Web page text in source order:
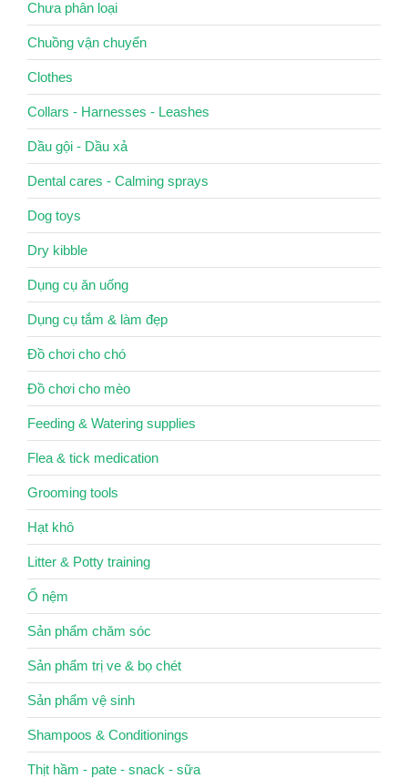
Chưa phân loại
Chuồng vận chuyển
Clothes
Collars - Harnesses - Leashes
Dầu gội - Dầu xả
Dental cares - Calming sprays
Dog toys
Dry kibble
Dụng cụ ăn uống
Dụng cụ tắm & làm đẹp
Đồ chơi cho chó
Đồ chơi cho mèo
Feeding & Watering supplies
Flea & tick medication
Grooming tools
Hạt khô
Litter & Potty training
Ổ nệm
Sản phẩm chăm sóc
Sản phẩm trị ve & bọ chét
Sản phẩm vệ sinh
Shampoos & Conditionings
Thịt hầm - pate - snack - sữa